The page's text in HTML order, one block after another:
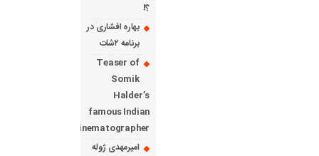
؟!
بهاره افشاری در
برنامه ۲شات
Teaser of
Somik
Halder’s
famous Indian
cinematographer
امیرمهدی ژوله